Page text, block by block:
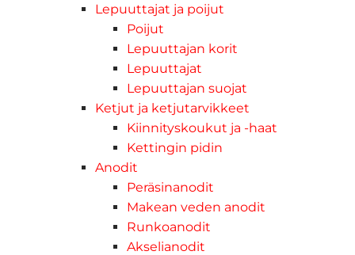
Lepuuttajat ja poijut
Poijut
Lepuuttajan korit
Lepuuttajat
Lepuuttajan suojat
Ketjut ja ketjutarvikkeet
Kiinnityskoukut ja -haat
Kettingin pidin
Anodit
Peräsinanodit
Makean veden anodit
Runkoanodit
Akselianodit